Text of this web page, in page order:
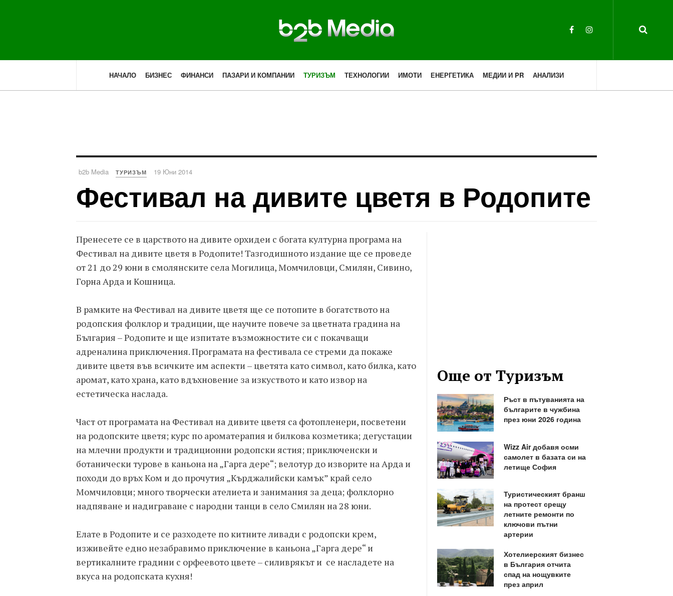
НАЧАЛО БИЗНЕС ФИНАНСИ ПАЗАРИ И КОМПАНИИ ТУРИЗЪМ ТЕХНОЛОГИИ ИМОТИ ЕНЕРГЕТИКА МЕДИИ И PR АНАЛИЗИ
b2b Media ТУРИЗЪМ 19 Юни 2014
Фестивал на дивите цветя в Родопите
Пренесете се в царството на дивите орхидеи с богата културна програма на
Фестивал на дивите цветя в Родопите! Тазгодишното издание ще се проведе
от 21 до 29 юни в смолянските села Могилица, Момчиловци, Смилян, Сивино,
Горна Арда и Кошница.
В рамките на Фестивал на дивите цветя ще се потопите в богатството на
родопския фолклор и традиции, ще научите повече за цветната градина на
България – Родопите и ще изпитате възможностите си с покачващи
адреналина приключения. Програмата на фестивала се стреми да покаже
дивите цветя във всичките им аспекти – цветята като символ, като билка, като
аромат, като храна, като вдъхновение за изкуството и като извор на
естетическа наслада.
Част от програмата на Фестивал на дивите цветя са фотопленери, посветени
на родопските цветя; курс по ароматерапия и билкова козметика; дегустации
на млечни продукти и традиционни родопски ястия; приключенски и
ботанически турове в каньона на „Гарга дере“; велотур до изворите на Арда и
походи до връх Ком и до прочутия „Кърджалийски камък” край село
Момчиловци; много творчески ателиета и занимания за деца; фолклорно
надпяване и надиграване с народни танци в село Смилян на 28 юни.
Елате в Родопите и се разходете по китните ливади с родопски крем,
изживейте едно незабравимо приключение в каньона „Гарга дере“ и
вертикалните градини с орфеевото цвете – силиврякът и се насладете на
вкуса на родопската кухня!
Още от Туризъм
Ръст в пътуванията на
българите в чужбина
през юни 2026 година
Wizz Air добавя осми
самолет в базата си на
летище София
Туристическият бранш
на протест срещу
летните ремонти по
ключови пътни
артерии
Хотелиерският бизнес
в България отчита
спад на нощувките
през април